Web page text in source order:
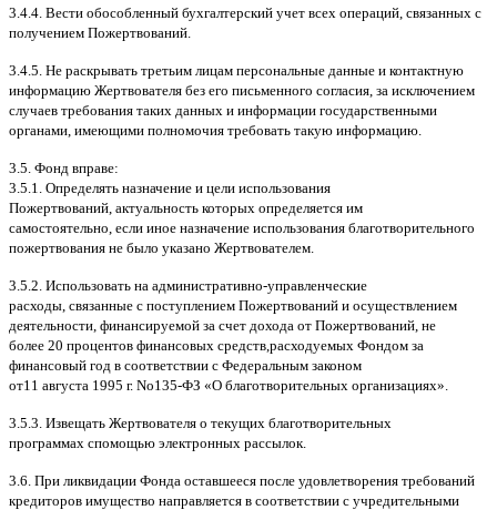
3.4.4. Вести обособленный бухгалтерский учет всех операций связанных с
получением Пожертвований
3.4.5. Не раскрывать третьим лицам персональные данные и контактную
информацию Жертвователя без его письменного согласия за исключением
случаев требования таких данных и информации государственными
органами имеющими полномочия требовать такую информацию
3.5. Фонд вправе:
3.5.1. Определять назначение и цели использования
Пожертвований актуальность которых определяется им
самостоятельно если иное назначение использования благотворительного
пожертвования не было указано Жертвователем
3.5.2. Использовать на административно-управленческие
расходы связанные с поступлением Пожертвований и осуществлением
деятельности финансируемой за счет дохода от Пожертвований не
более 20 процентов финансовых средств расходуемых Фондом за
финансовый год в соответствии с Федеральным законом
от11 августа 1995 г. No135-ФЗ «О благотворительных организациях».
3.5.3. Извещать Жертвователя o текущих благотворительных
программах cпомощью электронных рассылок
3.6. При ликвидации Фонда оставшееся после удовлетворения требований
кредиторов имущество направляется в соответствии с учредительными